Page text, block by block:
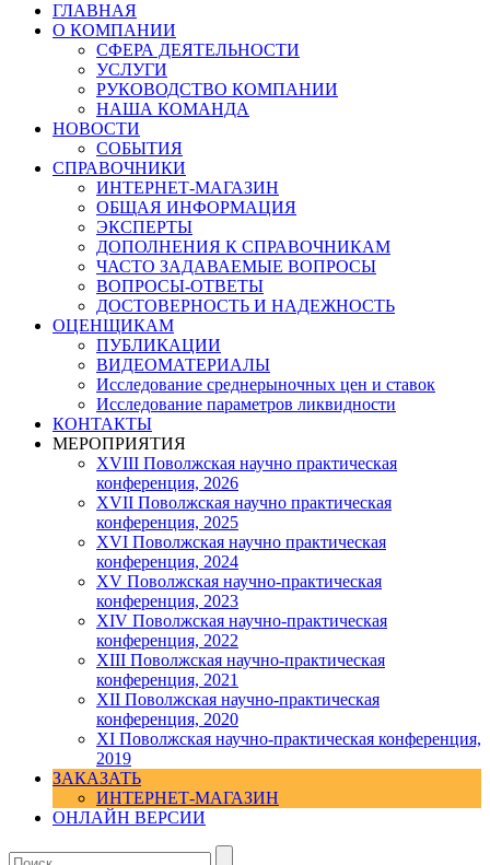
ГЛАВНАЯ
О КОМПАНИИ
СФЕРА ДЕЯТЕЛЬНОСТИ
УСЛУГИ
РУКОВОДСТВО КОМПАНИИ
НАША КОМАНДА
НОВОСТИ
СОБЫТИЯ
СПРАВОЧНИКИ
ИНТЕРНЕТ-МАГАЗИН
ОБЩАЯ ИНФОРМАЦИЯ
ЭКСПЕРТЫ
ДОПОЛНЕНИЯ К СПРАВОЧНИКАМ
ЧАСТО ЗАДАВАЕМЫЕ ВОПРОСЫ
ВОПРОСЫ-ОТВЕТЫ
ДОСТОВЕРНОСТЬ И НАДЕЖНОСТЬ
ОЦЕНЩИКАМ
ПУБЛИКАЦИИ
ВИДЕОМАТЕРИАЛЫ
Исследование среднерыночных цен и ставок
Исследование параметров ликвидности
КОНТАКТЫ
МЕРОПРИЯТИЯ
XVIII Поволжская научно практическая
конференция, 2026
XVII Поволжская научно практическая
конференция, 2025
XVI Поволжская научно практическая
конференция, 2024
ХV Поволжская научно-практическая
конференция, 2023
ХIV Поволжская научно-практическая
конференция, 2022
ХIII Поволжская научно-практическая
конференция, 2021
ХII Поволжская научно-практическая
конференция, 2020
XI Поволжская научно-практическая конференция,
2019
ЗАКАЗАТЬ
ИНТЕРНЕТ-МАГАЗИН
ОНЛАЙН ВЕРСИИ